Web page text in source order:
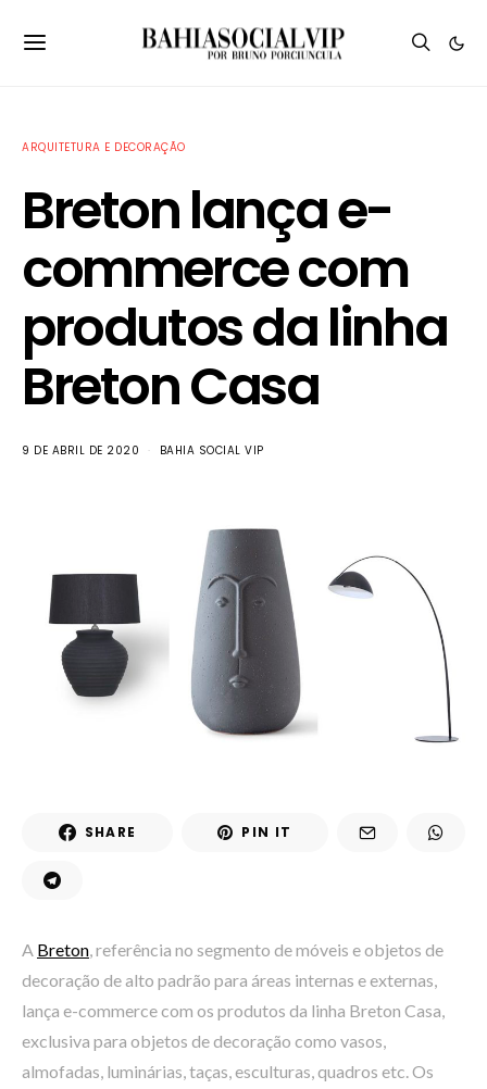
ARQUITETURA E DECORAÇÃO
Breton lança e-
commerce com
produtos da linha
Breton Casa
9 DE ABRIL DE 2020 BAHIA SOCIAL VIP
SHARE PIN IT
A Breton , referência no segmento de móveis e objetos de
decoração de alto padrão para áreas internas e externas,
lança e-commerce com os produtos da linha Breton Casa,
exclusiva para objetos de decoração como vasos,
almofadas, luminárias, taças, esculturas, quadros etc. Os